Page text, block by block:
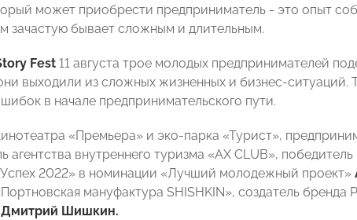
может приобрести предприниматель - это опыт
зачастую бывает сложным и длительным.
Fest 11 августа трое молодых предпринимателей
выходили из сложных жизненных и бизнес-ситуаций.
в начале предпринимательского пути.
«Премьера» и эко-парка «Турист»,
агентства внутреннего туризма «АХ CLUB», победитель
2022» в номинации «Лучший молодежный проект»
мануфактура SHISHKIN», создатель бренда
Дмитрий Шишкин.